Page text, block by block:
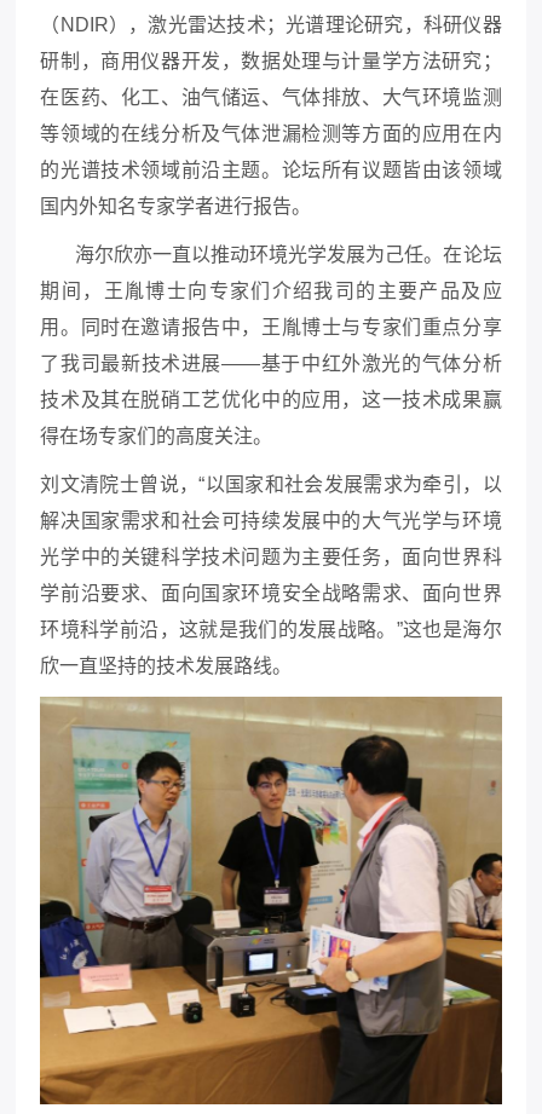
（NDIR），激光雷达技术；光谱理论研究，科研仪器
研制，商用仪器开发，数据处理与计量学方法研究；
在医药、化工、油气储运、气体排放、大气环境监测
等领域的在线分析及气体泄漏检测等方面的应用在内
的光谱技术领域前沿主题。论坛所有议题皆由该领域
国内外知名专家学者进行报告。
海尔欣亦一直以推动环境光学发展为己任。在论坛
期间，王胤博士向专家们介绍我司的主要产品及应
用。同时在邀请报告中，王胤博士与专家们重点分享
了我司最新技术进展——基于中红外激光的气体分析
技术及其在脱硝工艺优化中的应用，这一技术成果赢
得在场专家们的高度关注。
刘文清院士曾说，“以国家和社会发展需求为牵引，以
解决国家需求和社会可持续发展中的大气光学与环境
光学中的关键科学技术问题为主要任务，面向世界科
学前沿要求、面向国家环境安全战略需求、面向世界
环境科学前沿，这就是我们的发展战略。”这也是海尔
欣一直坚持的技术发展路线。